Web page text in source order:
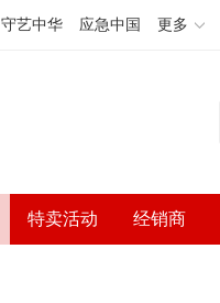
守艺中华 应急中国 更多
特卖活动 经销商